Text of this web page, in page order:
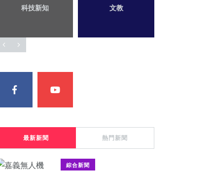
科技新知 文教
農業 旅遊
最新新聞 熱門新聞
綜合新聞